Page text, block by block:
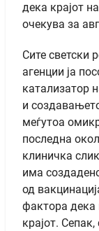
дека крајот
очекува за
Сите светски
агенции ја
катализатор
и
меѓутоа
последна
клиничка
има
од
фактора
крајот.